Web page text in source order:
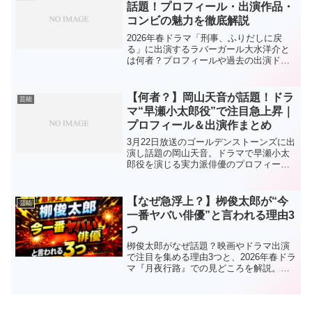
話題！プロフィール・出演作品・
コンビの魅力を徹底解説
2026年春ドラマ「刑事、ふりだしに戻
る」に出演するラバーガール大水洋介と
は何者？プロフィールや過去の出演ドラ
芸能
【何者？】岡山天音が話題！ドラ
マ“早瀬小太郎役”で注目急上昇｜
プロフィール＆出演作まとめ
3月22日放送のゴールデンストーンズに出
演し話題の岡山天音。ドラマで早瀬小太
郎役を演じる実力派俳優のプロフィール
芸能
【なぜ急浮上？】栁俊太郎が“今
一番ヤバい俳優”と言われる理由3
つ
栁俊太郎がなぜ話題？映画やドラマ出演
で注目を集める理由3つと、2026年春ドラ
マ『月夜行路』での見どころを解説。